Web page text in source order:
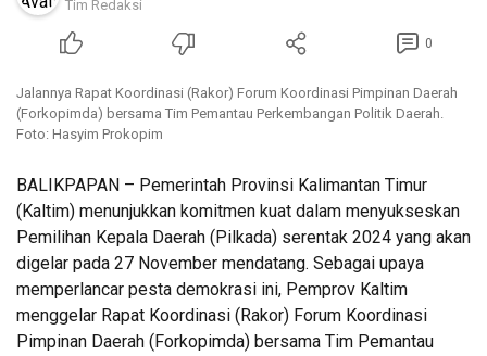
Tim Redaksi
0
Jalannya Rapat Koordinasi (Rakor) Forum Koordinasi Pimpinan Daerah
(Forkopimda) bersama Tim Pemantau Perkembangan Politik Daerah.
Foto: Hasyim Prokopim
BALIKPAPAN – Pemerintah Provinsi Kalimantan Timur
(Kaltim) menunjukkan komitmen kuat dalam menyukseskan
Pemilihan Kepala Daerah (Pilkada) serentak 2024 yang akan
digelar pada 27 November mendatang. Sebagai upaya
memperlancar pesta demokrasi ini, Pemprov Kaltim
menggelar Rapat Koordinasi (Rakor) Forum Koordinasi
Pimpinan Daerah (Forkopimda) bersama Tim Pemantau